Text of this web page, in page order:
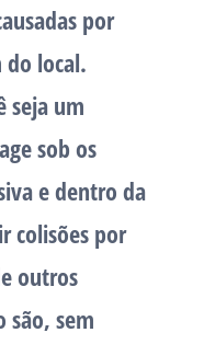
por
do local.
seja um
sob os
e dentro da
colisões por
outros
são, sem